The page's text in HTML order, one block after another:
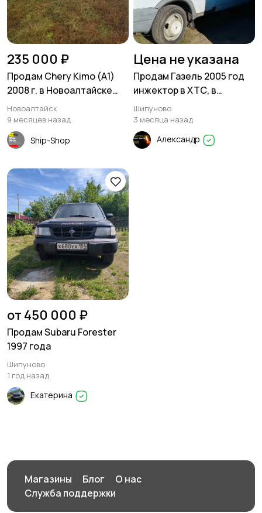
235 000 ₽
Продам Chery Kimo (A1)
2008 г. в Новоалтайске
Алтайский край
Новоалтайск
9 месяцев назад
Ship-Shop
Цена не указана
Продам Газель 2005 год
инжектор в ХТС, в
Шипуново
Шипуново
3 месяца назад
Александр
от 450 000 ₽
Продам Subaru Forester
1997 года
Шипуново
1 год назад
Екатерина
Магазины Блог
О нас
Служба поддержки